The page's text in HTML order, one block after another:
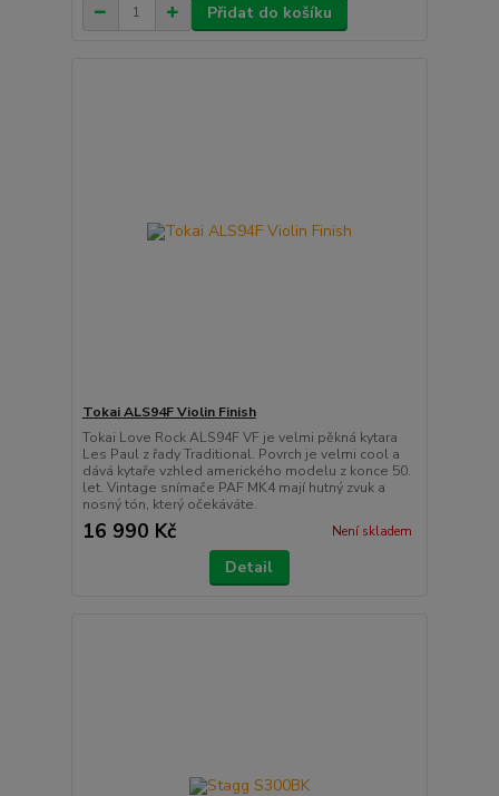
Přidat do košíku
Tokai ALS94F Violin Finish
Tokai Love Rock ALS94F VF je velmi pěkná kytara
Les Paul z řady Traditional. Povrch je velmi cool a
dává kytaře vzhled amerického modelu z konce 50.
let. Vintage snímače PAF MK4 mají hutný zvuk a
nosný tón, který očekáváte.
16 990 Kč Není skladem
Detail